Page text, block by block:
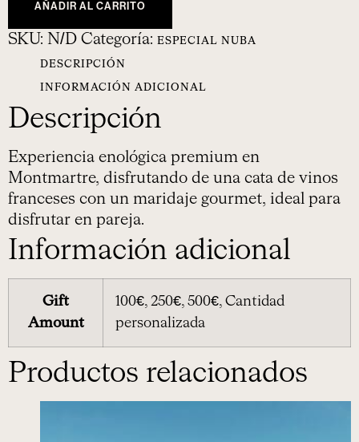
AÑADIR AL CARRITO
SKU: N/D Categoría: ESPECIAL NUBA
DESCRIPCIÓN
INFORMACIÓN ADICIONAL
Descripción
Experiencia enológica premium en
Montmartre, disfrutando de una cata de vinos
franceses con un maridaje gourmet, ideal para
disfrutar en pareja.
Información adicional
Gift
Amount
100€, 250€, 500€, Cantidad
personalizada
Productos relacionados